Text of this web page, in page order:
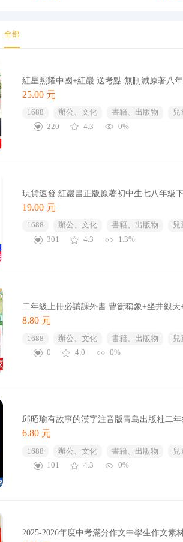
全部
紅星照耀中國+紅巖 送考點 無刪減原著八
25.00 元
1688 辦公、文化 書籍、出版物 兒
220
4.3 0%
現貨速發 紅巖書正版原著初中生七八年級
19.00 元
1688 辦公、文化 書籍、出版物 兒
301
4.3 1.3%
二年級上冊必讀課外書 曹衝稱象+坐井觀
8.80 元
1688 辦公、文化 書籍、出版物 兒
0
4.0 0%
邱昭瑜有故事的漢字注音版青島出版社二
6.80 元
1688 辦公、文化 書籍、出版物 兒
101
4.3 0%
2025-2026年度中考滿分作文中學生作文素